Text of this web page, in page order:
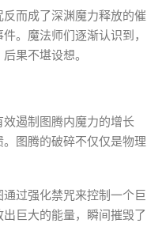
而成了深渊魔力释放的催
。魔法师们逐渐认识到，
果不堪设想。
遏制图腾内魔力的增长
图腾的破碎不仅仅是物理
过强化禁咒来控制一个巨
巨大的能量，瞬间摧毁了